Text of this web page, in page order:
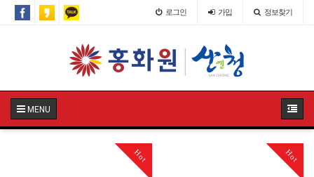
로그인 가입 정보찾기
MENU
Hot Hot